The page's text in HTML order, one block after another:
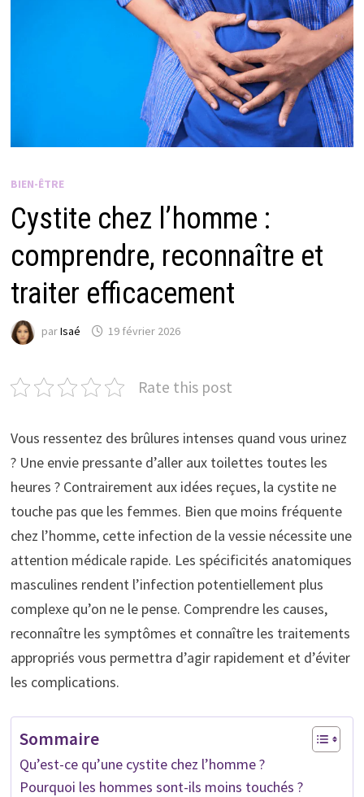
BIEN-ÊTRE
Cystite chez l’homme :
comprendre, reconnaître et
traiter efficacement
parIsaé 19 février 2026
Rate this post
Vous ressentez des brûlures intenses quand vous urinez
? Une envie pressante d’aller aux toilettes toutes les
heures ? Contrairement aux idées reçues, la cystite ne
touche pas que les femmes. Bien que moins fréquente
chez l’homme, cette infection de la vessie nécessite une
attention médicale rapide. Les spécificités anatomiques
masculines rendent l’infection potentiellement plus
complexe qu’on ne le pense. Comprendre les causes,
reconnaître les symptômes et connaître les traitements
appropriés vous permettra d’agir rapidement et d’éviter
les complications.
Sommaire
Qu’est-ce qu’une cystite chez l’homme ?
Pourquoi les hommes sont-ils moins touchés ?